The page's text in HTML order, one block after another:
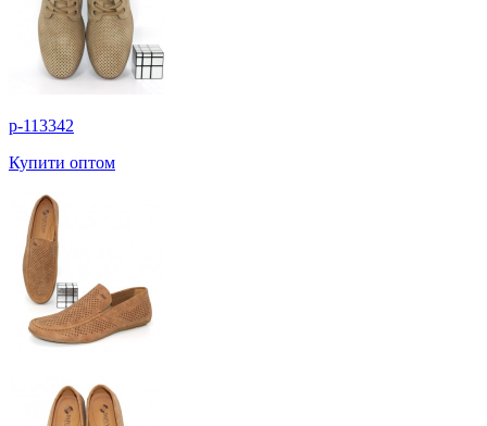
p-113342
Купити оптом